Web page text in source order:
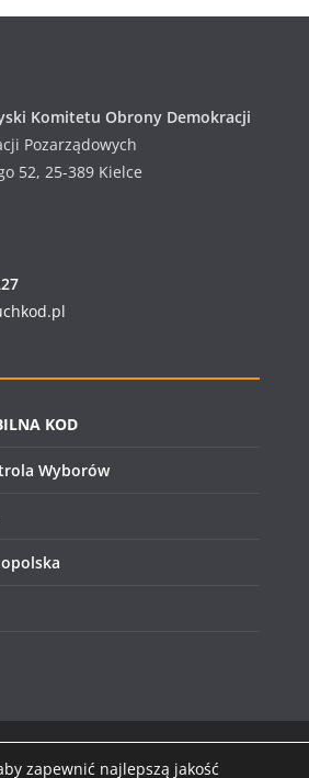
Komitetu Obrony Demokracji
Pozarządowych
52, 25-389 Kielce
KOD
Wyborów
zapewnić najlepszą jakość